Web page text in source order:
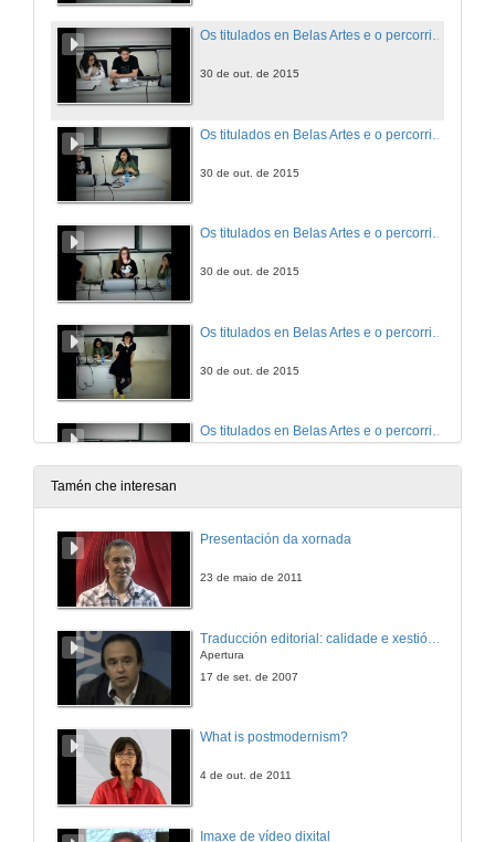
Os titulados en Belas Artes e o percorrido profesional. Intervención de Horacio González.
30 de out. de 2015
30 de out. de 2015
Os titulados en Belas Artes e o percorrido profesional. Intervención de Clara Cordeiro.
30 de out. de 2015
30 de out. de 2015
Os titulados en Belas Artes e o percorrido profesional. Rolda de Preguntas.
30 de out. de 2015
Tamén che interesan
Presentación da xornada
23 de maio de 2011
Apertura
17 de set. de 2007
What is postmodernism?
4 de out. de 2011
Imaxe de vídeo dixital